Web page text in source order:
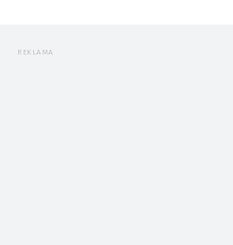
REKLAMA